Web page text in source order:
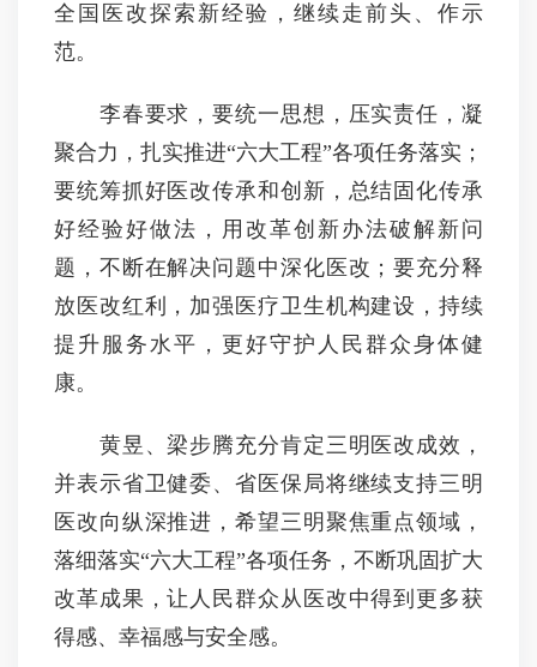
全国医改探索新经验，继续走前头、作示
范。
李春要求，要统一思想，压实责任，凝
聚合力，扎实推进“六大工程”各项任务落实；
要统筹抓好医改传承和创新，总结固化传承
好经验好做法，用改革创新办法破解新问
题，不断在解决问题中深化医改；要充分释
放医改红利，加强医疗卫生机构建设，持续
提升服务水平，更好守护人民群众身体健
康。
黄昱、梁步腾充分肯定三明医改成效，
并表示省卫健委、省医保局将继续支持三明
医改向纵深推进，希望三明聚焦重点领域，
落细落实“六大工程”各项任务，不断巩固扩大
改革成果，让人民群众从医改中得到更多获
得感、幸福感与安全感。